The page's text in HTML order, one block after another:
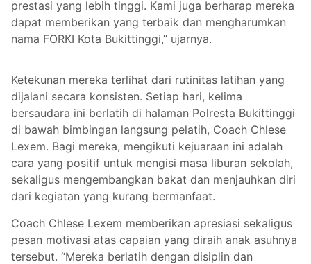
prestasi yang lebih tinggi. Kami juga berharap mereka
dapat memberikan yang terbaik dan mengharumkan
nama FORKI Kota Bukittinggi,” ujarnya.
Ketekunan mereka terlihat dari rutinitas latihan yang
dijalani secara konsisten. Setiap hari, kelima
bersaudara ini berlatih di halaman Polresta Bukittinggi
di bawah bimbingan langsung pelatih, Coach Chlese
Lexem. Bagi mereka, mengikuti kejuaraan ini adalah
cara yang positif untuk mengisi masa liburan sekolah,
sekaligus mengembangkan bakat dan menjauhkan diri
dari kegiatan yang kurang bermanfaat.
Coach Chlese Lexem memberikan apresiasi sekaligus
pesan motivasi atas capaian yang diraih anak asuhnya
tersebut. “Mereka berlatih dengan disiplin dan